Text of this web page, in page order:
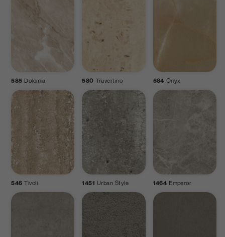
585 Dolomia 580 Travertino 584 Onyx
546 Tivoli 1451 Urban Style 1464 Emperor